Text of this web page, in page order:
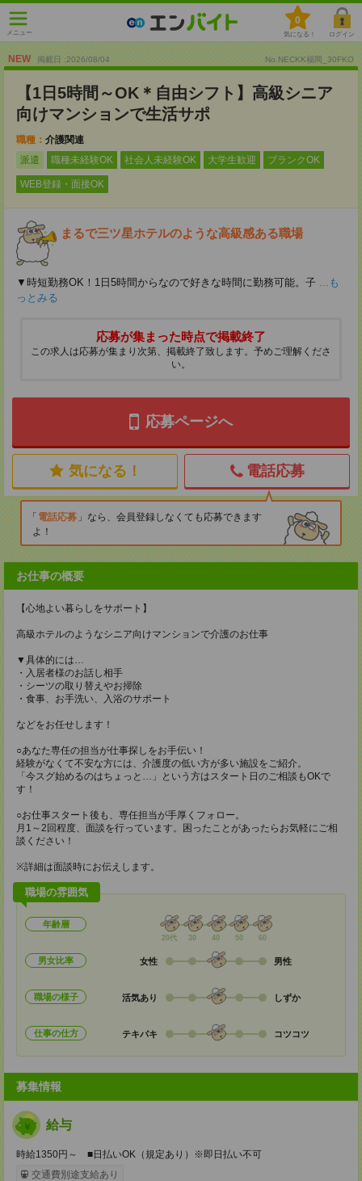
メニュー
0
気になる！ ログイン
NEW 掲載日 :2026/08/04 No.NECKK福岡_30FKO
【1日5時間～OK＊自由シフト】高級シニア
向けマンションで生活サポ
職種： 介護関連
派遣
職種未経験OK 社会人未経験OK 大学生歓迎 ブランクOK
WEB登録・面接OK
まるで三ツ星ホテルのような高級感ある職場
▼時短勤務OK！1日5時間からなので好きな時間に勤務可能。子 ...も
っとみる
応募が集まった時点で掲載終了
この求人は応募が集まり次第、掲載終了致します。予めご理解くださ
い。
応募ページへ
気になる！ 電話応募
電話応募
なら、会員登録しなくても応募できます
よ！
お仕事の概要
【心地よい暮らしをサポート】
高級ホテルのようなシニア向けマンションで介護のお仕事
▼具体的には…
・入居者様のお話し相手
・シーツの取り替えやお掃除
・食事、お手洗い、入浴のサポート
などをお任せします！
○あなた専任の担当が仕事探しをお手伝い！
経験がなくて不安な方には、介護度の低い方が多い施設をご紹介。
「今スグ始めるのはちょっと…」という方はスタート日のご相談もOKで
す！
○お仕事スタート後も、専任担当が手厚くフォロー。
月1～2回程度、面談を行っています。困ったことがあったらお気軽にご相
談ください！
※詳細は面談時にお伝えします。
職場の雰囲気
年齢層
20代 30 40 50 60
男女比率 女性 男性
職場の様子 活気あり しずか
仕事の仕方 テキパキ コツコツ
募集情報
給与
時給1350円～ ■日払いOK（規定あり）※即日払い不可
交通費別途支給あり